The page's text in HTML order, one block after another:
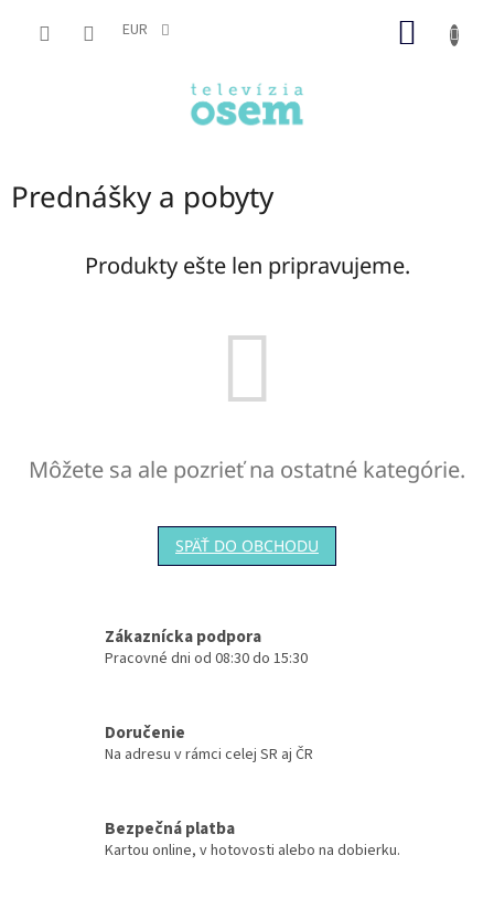
EUR
Prednášky a pobyty
Produkty ešte len pripravujeme.
Môžete sa ale pozrieť na ostatné kategórie.
SPÄŤ DO OBCHODU
Zákaznícka podpora
Pracovné dni od 08:30 do 15:30
Doručenie
Na adresu v rámci celej SR aj ČR
Bezpečná platba
Kartou online, v hotovosti alebo na dobierku.